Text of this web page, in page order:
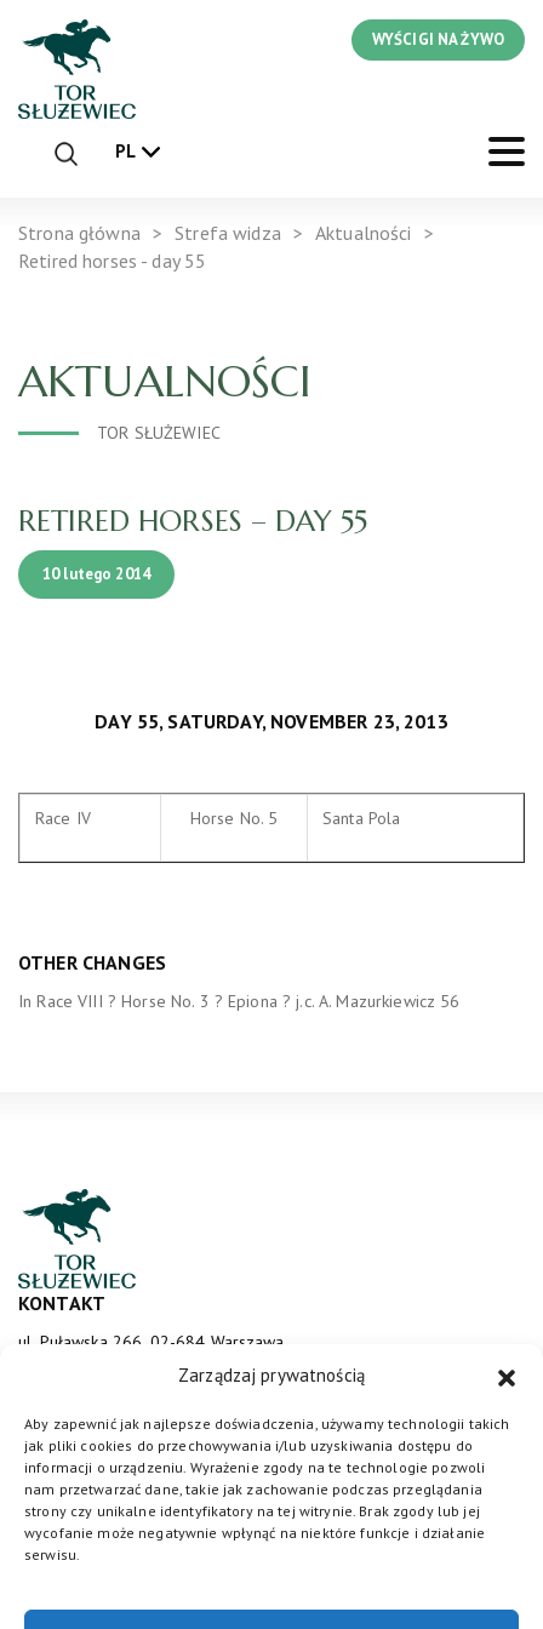
Zarządzaj prywatnością
Aby zapewnić jak najlepsze doświadczenia, używamy technologii takich
jak pliki cookies do przechowywania i/lub uzyskiwania dostępu do
informacji o urządzeniu. Wyrażenie zgody na te technologie pozwoli
nam przetwarzać dane, takie jak zachowanie podczas przeglądania
strony czy unikalne identyfikatory na tej witrynie. Brak zgody lub jej
wycofanie może negatywnie wpłynąć na niektóre funkcje i działanie
serwisu.
WYŚCIGI NA ŻYWO
PL
Strona główna Strefa widza
Aktualności
Retired horses - day 55
AKTUALNOŚCI
TOR SŁUŻEWIEC
RETIRED HORSES – DAY 55
10 lutego 2014
DAY 55, SATURDAY, NOVEMBER 23, 2013
Race IV Horse No. 5 Santa Pola
OTHER CHANGES
In Race VIII ? Horse No. 3 ? Epiona ? j.c. A. Mazurkiewicz 56
KONTAKT
ul. Puławska 266, 02-684 Warszawa
sluzewiec@totalizator.pl
KONTAKT DLA MEDIÓW
media@torsluzewiec.pl
DOŁĄCZ DO NAS